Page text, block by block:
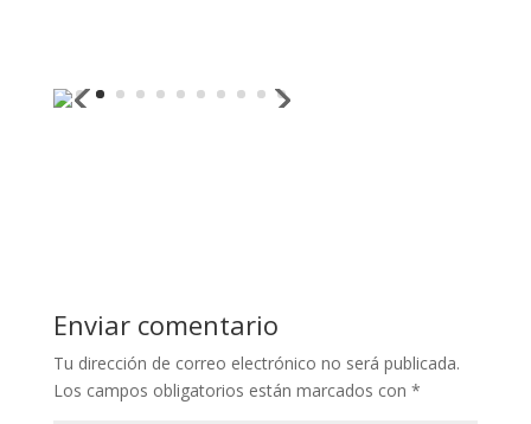
Enviar comentario
Tu dirección de correo electrónico no será publicada.
Los campos obligatorios están marcados con *